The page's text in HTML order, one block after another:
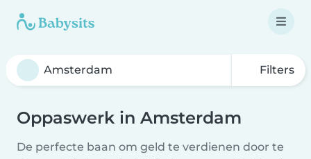
Filters
Oppaswerk in Amsterdam
De perfecte baan om geld te verdienen door te